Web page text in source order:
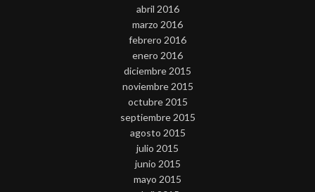
abril 2016
marzo 2016
febrero 2016
enero 2016
diciembre 2015
noviembre 2015
octubre 2015
septiembre 2015
agosto 2015
julio 2015
junio 2015
mayo 2015